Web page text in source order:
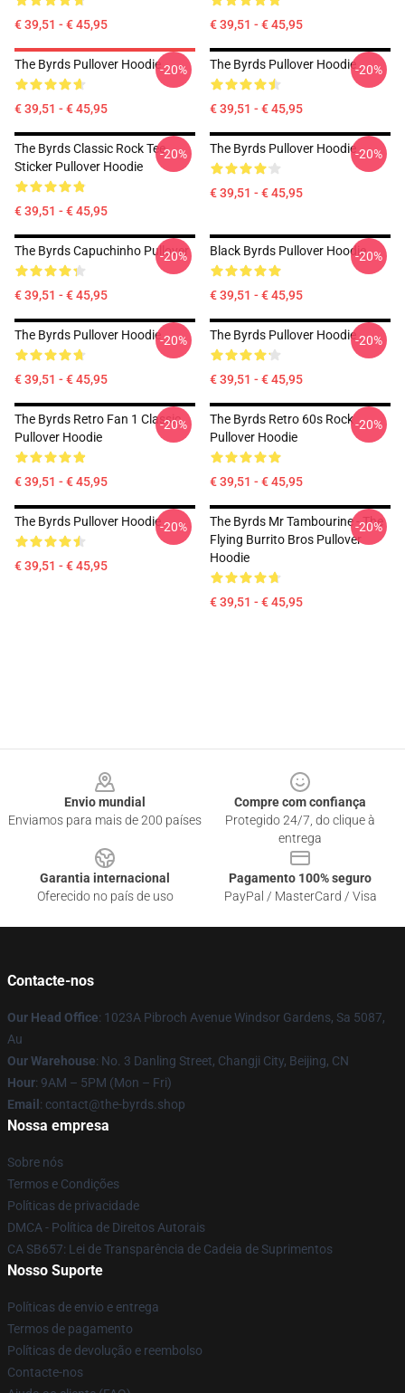
€ 39,51 - € 45,95 € 39,51 - € 45,95
The Byrds Pullover Hoodie
€ 39,51 - € 45,95
-20% The Byrds Pullover Hoodie
€ 39,51 - € 45,95
-20%
The Byrds Classic Rock Tee
Sticker Pullover Hoodie
€ 39,51 - € 45,95
-20% The Byrds Pullover Hoodie
€ 39,51 - € 45,95
-20%
The Byrds Capuchinho Pullover
€ 39,51 - € 45,95
-20% Black Byrds Pullover Hoodie
€ 39,51 - € 45,95
-20%
The Byrds Pullover Hoodie
€ 39,51 - € 45,95
-20% The Byrds Pullover Hoodie
€ 39,51 - € 45,95
-20%
The Byrds Retro Fan 1 Classic
Pullover Hoodie
€ 39,51 - € 45,95
-20%
The Byrds Retro 60s Rock
Pullover Hoodie
€ 39,51 - € 45,95
-20%
The Byrds Pullover Hoodie
€ 39,51 - € 45,95
-20%
The Byrds Mr Tambourine - The
Flying Burrito Bros Pullover
Hoodie
€ 39,51 - € 45,95
-20%
Envio mundial
Enviamos para mais de 200 países
Compre com confiança
Protegido 24/7, do clique à
entrega
Garantia internacional
Oferecido no país de uso
Pagamento 100% seguro
PayPal / MasterCard / Visa
Contacte-nos
Our Head Office: 1023A Pibroch Avenue Windsor Gardens, Sa 5087,
Au
Our Warehouse: No. 3 Danling Street, Changji City, Beijing, CN
Hour: 9AM – 5PM (Mon – Fri)
Email : contact@the-byrds.shop
Nossa empresa
Sobre nós
Termos e Condições
Políticas de privacidade
DMCA - Política de Direitos Autorais
CA SB657: Lei de Transparência de Cadeia de Suprimentos
Nosso Suporte
Políticas de envio e entrega
Termos de pagamento
Políticas de devolução e reembolso
Contacte-nos